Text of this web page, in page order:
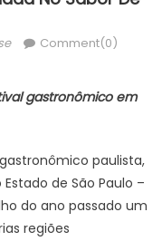
Comment(0)
gastronômico em
paulista,
de São Paulo –
do ano passado um
regiões